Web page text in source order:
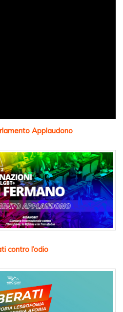
Applaudono
contro l’odio